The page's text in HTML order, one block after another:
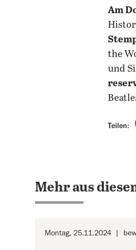
Am
the
und
Teilen:
Mehr aus
Montag, 25.11.2024